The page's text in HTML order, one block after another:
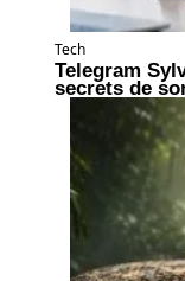
Tech
Telegram
secrets de